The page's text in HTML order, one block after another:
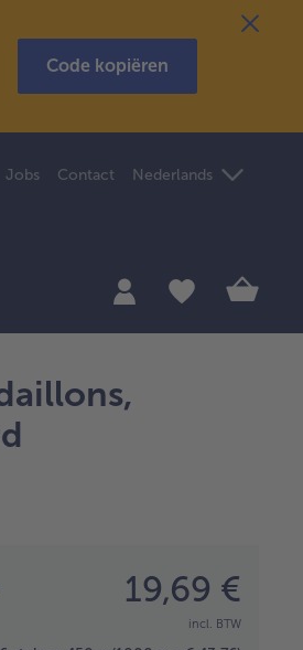
Code kopiëren
Jobs Contact Nederlands
19,69 €
incl. BTW